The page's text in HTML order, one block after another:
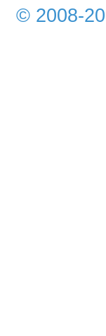
© 2008-